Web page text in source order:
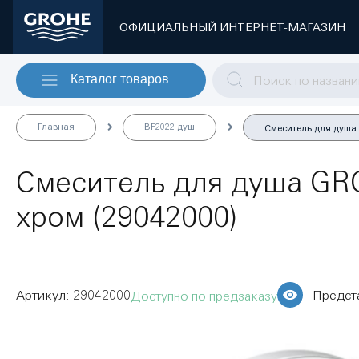
ОФИЦИАЛЬНЫЙ ИНТЕРНЕТ-МАГАЗИН
Каталог товаров
Главная BF2022 душ Смеситель для душа
Смеситель для душа
хром (29042000)
Доступно по предзаказу
29042000